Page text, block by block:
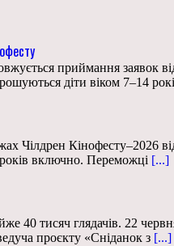
приймання заявок
діти віком 7–14
Чілдрен Кінофесту–2026
включно. Переможці [...]
40 тисяч глядачів. 22
проєкту «Сніданок з [...]